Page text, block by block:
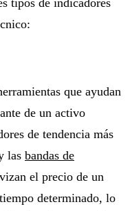
que ayudan
de un activo
de tendencia más
las bandas de
el precio de un
determinado, lo